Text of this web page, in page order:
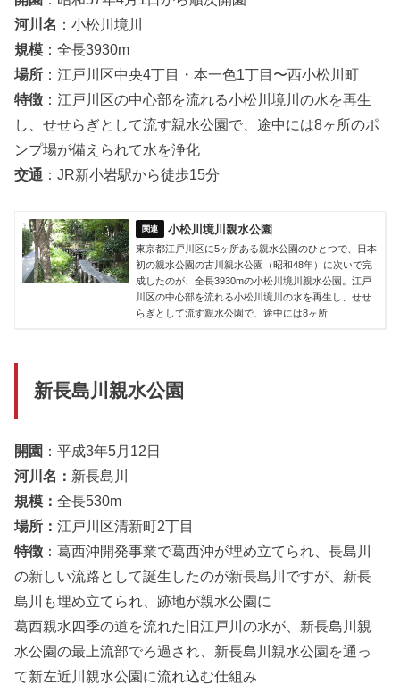
河川名 ：小松川境川
規模 ：全長3930m
場所 ：江戸川区中央4丁目・本一色1丁目〜西小松川町
特徴 ：江戸川区の中心部を流れる小松川境川の水を再生
し、せせらぎとして流す親水公園で、途中には8ヶ所のポ
ンプ場が備えられて水を浄化
交通 ：JR新小岩駅から徒歩15分
小松川境川親水公園
東京都江戸川区に5ヶ所ある親水公園のひとつで、日本
初の親水公園の古川親水公園（昭和48年）に次いで完
成したのが、全長3930mの小松川境川親水公園。江戸
川区の中心部を流れる小松川境川の水を再生し、せせ
らぎとして流す親水公園で、途中には8ヶ所
新長島川 親水公園
開園 ：平成3年5月12日
河川名 ： 新長島川
規模 ：全長530m
場所 ：江戸川区清新町2丁目
特徴 ：葛西沖開発事業で葛西沖が埋め立てられ、長島川
の新しい流路として誕生したのが新長島川ですが、新長
島川も埋め立てられ、跡地が親水公園に
葛西親水四季の道を流れた旧江戸川の水が、新長島川親
水公園の最上流部でろ過され、新長島川親水公園を通っ
て新左近川親水公園に流れ込む仕組み